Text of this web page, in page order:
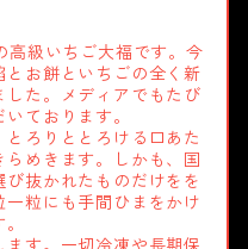
高級いちご大福です。今
とお餅といちごの全く新
した。メディアでもたび
ております。
ろりととろける口あた
らめきます。しかも、国
抜かれたものだけをを
粒にも手間ひまをかけ